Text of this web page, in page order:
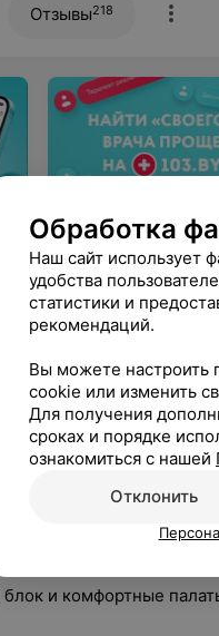
Отзывы218
Забота о здоровье:
специалистов,
пациентов и запись
на 103.by
и комфортные
Обработка
Наш сайт использует
удобства
статистики и
рекомендаций.
Вы можете настроить
cookie или изменить
Для получения
сроках и порядке
ознакомиться с нашей
Отклонить